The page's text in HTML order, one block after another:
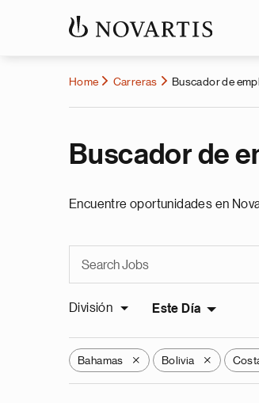
Home Carreras Buscador de
Buscador de
Encuentre oportunidades en
División Este Día
Bahamas X Bolivia X